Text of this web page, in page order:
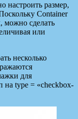
настроить размер,
Container
можно сделать
или
несколько
для
на type = «checkbox-